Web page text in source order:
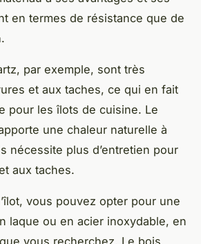
en termes de résistance que de
par exemple, sont très
et aux taches, ce qui en fait
pour les îlots de cuisine. Le
une chaleur naturelle à
nécessite plus d’entretien pour
aux taches.
vous pouvez opter pour une
laque ou en acier inoxydable, en
vous recherchez. Le bois